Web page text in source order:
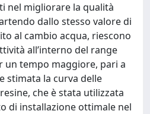
nel migliorare la qualità
dallo stesso valore di
al cambio acqua, riescono
all’interno del range
un tempo maggiore, pari a
stimata la curva delle
che è stata utilizzata
di installazione ottimale nel